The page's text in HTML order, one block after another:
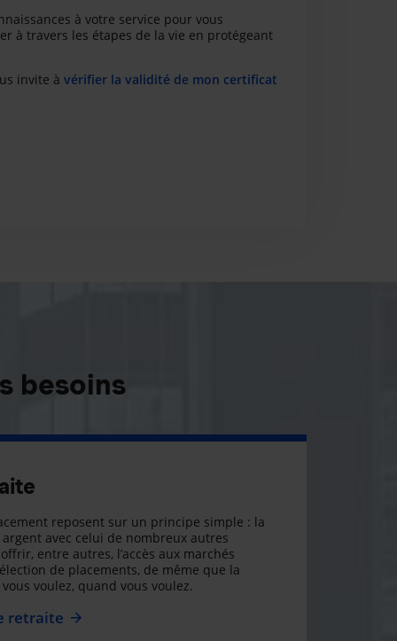
à votre service pour vous
à travers les étapes de la vie en protégeant
invite à vérifier la validité de mon certificat
besoins
reposent sur un principe simple : la
avec celui de nombreux autres
entre autres, l’accès aux marchés
de placements, de même que la
voulez, quand vous voulez.
retraite